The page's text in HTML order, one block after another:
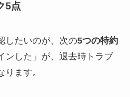
5点
したいのが、次の5つの特約
ンした」が、退去時トラブ
ます。